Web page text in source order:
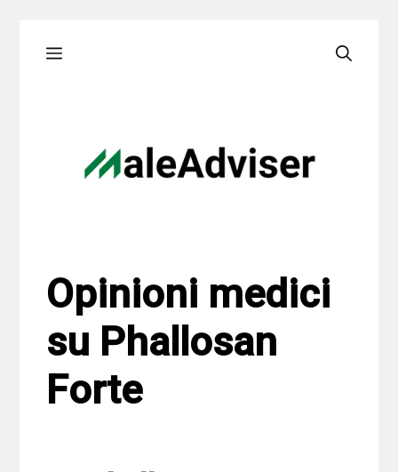
Menu
Opinioni medici
su Phallosan
Forte